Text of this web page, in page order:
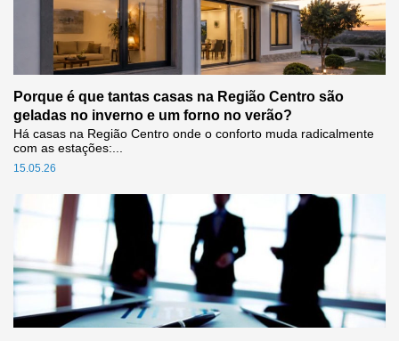
Porque é que tantas casas na Região Centro são
geladas no inverno e um forno no verão?
15.05.26
Há casas na Região Centro onde o conforto muda radicalmente
com as estações:...